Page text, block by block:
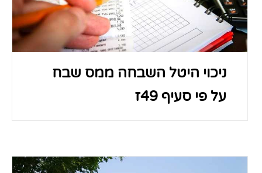
ניכוי היטל השבחה ממס שבח
על פי סעיף 49ז